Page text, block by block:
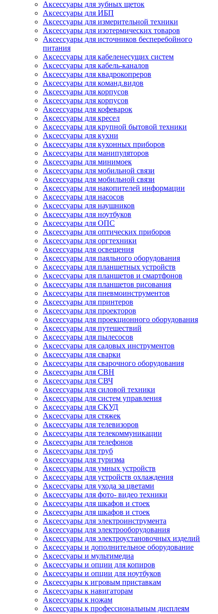
Аксессуары для зубных щеток
Аксессуары для ИБП
Аксессуары для измерительной техники
Аксессуары для изотермических товаров
Аксессуары для источников бесперебойного
питания
Аксессуары для кабеленесущих систем
Аксессуары для кабель-каналов
Аксессуары для квадрокопреров
Аксессуары для команд.видов
Аксессуары для корпусов
Аксессуары для корпусов
Аксессуары для кофеварок
Аксессуары для кресел
Аксессуары для крупной бытовой техники
Аксессуары для кухни
Аксессуары для кухонных приборов
Аксессуары для манипуляторов
Аксессуары для минимоек
Аксессуары для мобильной связи
Аксессуары для мобильной связи
Аксессуары для накопителей информации
Аксессуары для насосов
Аксессуары для наушников
Аксессуары для ноутбуков
Аксессуары для ОПС
Аксессуары для оптических приборов
Аксессуары для оргтехники
Аксессуары для освещения
Аксессуары для паяльного оборудования
Аксессуары для планшетных устройств
Аксессуары для планшетов и смартфонов
Аксессуары для планшетов рисования
Аксессуары для пневмоинструментов
Аксессуары для принтеров
Аксессуары для проекторов
Аксессуары для проекционного оборудования
Аксессуары для путешествий
Аксессуары для пылесосов
Аксессуары для садовых инструментов
Аксессуары для сварки
Аксессуары для сварочного оборудования
Аксессуары для СВН
Аксессуары для СВЧ
Аксессуары для силовой техники
Аксессуары для систем управления
Аксессуары для СКУД
Аксессуары для стяжек
Аксессуары для телевизоров
Аксессуары для телекоммуникации
Аксессуары для телефонов
Аксессуары для труб
Аксессуары для туризма
Аксессуары для умных устройств
Аксессуары для устройств охлаждения
Аксессуары для ухода за цветами
Аксессуары для фото- видео техники
Аксессуары для шкафов и стоек
Аксессуары для шкафов и стоек
Аксессуары для электроинструмента
Аксессуары для электрооборудования
Аксессуары для электроустановочных изделий
Аксессуары и дополнительное оборудование
Аксессуары и мультимедиа
Аксессуары и опции для копиров
Аксессуары и опции для ноутбуков
Аксессуары к игровым приставкам
Аксессуары к навигаторам
Аксессуары к ножам
Аксессуары к профессиональным дисплеям